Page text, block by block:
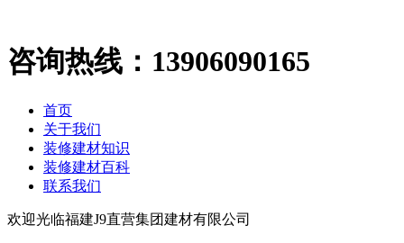
咨询热线： 13906090165
首页
关于我们
装修建材知识
装修建材百科
联系我们
欢迎光临福建J9直营集团建材有限公司